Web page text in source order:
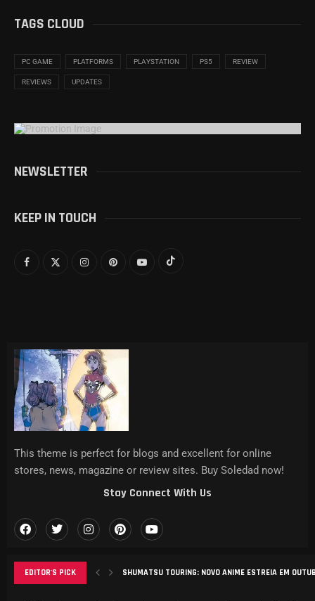
TAGS CLOUD
PC GAME PLATFORMS PLAYSTATION PS5 REVIEW
REVIEWS UPDATES
NEWSLETTER
KEEP IN TOUCH
EDITOR'S PICK SHUMATSU TOURING: NOVO ANIME ESTREIA EM
This theme is perfect for blogs and excellent for online
stores, news, magazine or review sites. Buy Soledad now!
Stay Connect With Us